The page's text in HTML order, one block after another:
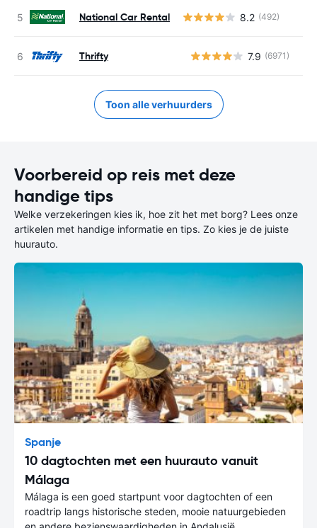
National Car Rental 8.2 (492)
Thrifty 7.9 (6971)
Toon alle verhuurders
Voorbereid op reis met deze
handige tips
Welke verzekeringen kies ik, hoe zit het met borg? Lees onze
artikelen met handige informatie en tips. Zo kies je de juiste
huurauto.
Spanje
10 dagtochten met een huurauto vanuit
Málaga
Málaga is een goed startpunt voor dagtochten of een
roadtrip langs historische steden, mooie natuurgebieden